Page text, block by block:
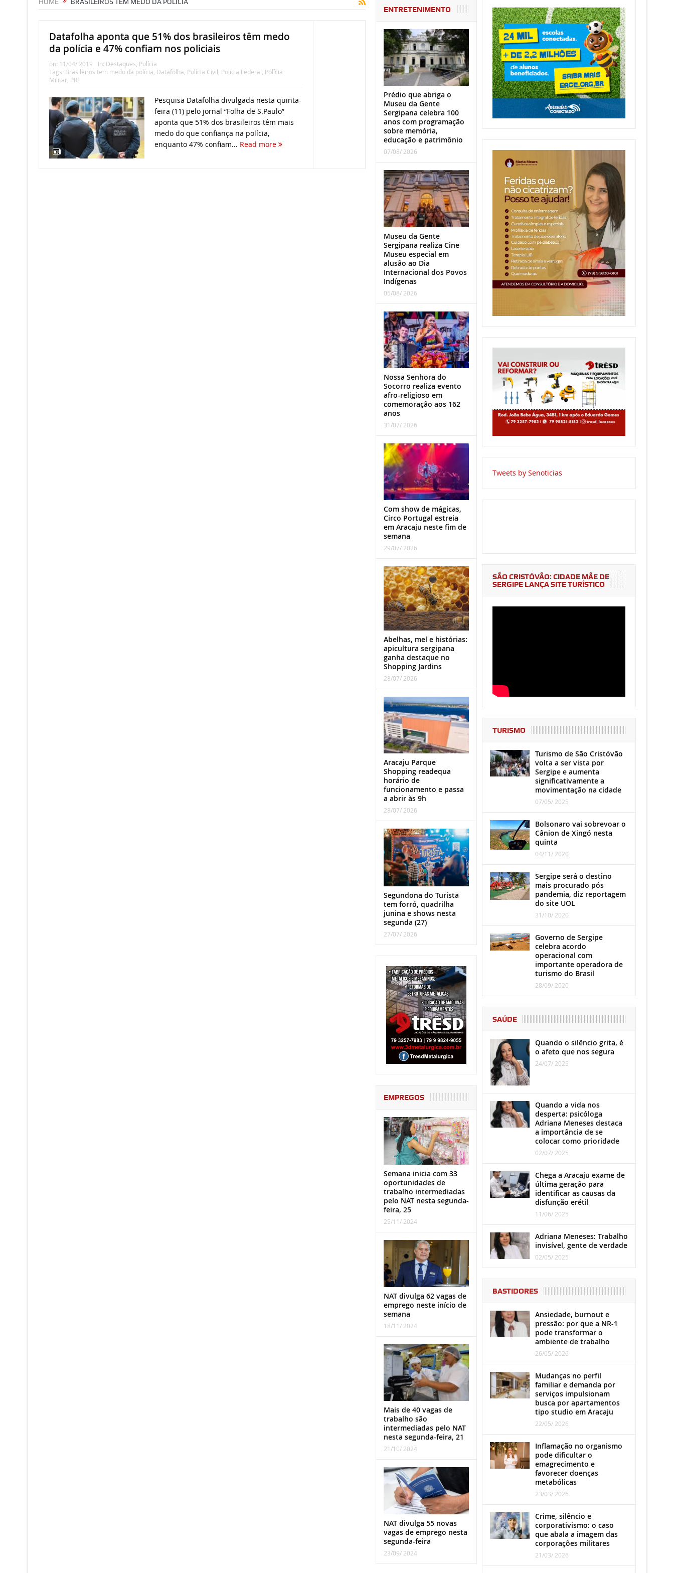
Datafolha aponta que 51% dos brasileiros têm medo
da polícia e 47% confiam nos policiais
on: 11/04/ 2019 In: Destaques Polícia
Tags: Brasileiros tem medo da polícia Datafolha Polícia Civil Polícia Federal Polícia
Militar, PRF
Pesquisa Datafolha divulgada nesta quinta-
feira (11) pelo jornal “Folha de S.Paulo”
aponta que 51% dos brasileiros têm mais
medo do que confiança na polícia,
enquanto 47% confiam... Read more
ENTRETENIMENTO
Prédio que abriga o
Museu da Gente
Sergipana celebra 100
anos com programação
sobre memória,
educação e patrimônio
07/08/ 2026
Museu da Gente
Sergipana realiza Cine
Museu especial em
alusão ao Dia
Internacional dos Povos
Indígenas
05/08/ 2026
Nossa Senhora do
Socorro realiza evento
afro-religioso em
comemoração aos 162
anos
31/07/ 2026
Com show de mágicas,
Circo Portugal estreia
em Aracaju neste fim de
semana
29/07/ 2026
Abelhas, mel e histórias:
apicultura sergipana
ganha destaque no
Shopping Jardins
28/07/ 2026
Aracaju Parque
Shopping readequa
horário de
funcionamento e passa
a abrir às 9h
28/07/ 2026
Segundona do Turista
tem forró, quadrilha
junina e shows nesta
segunda (27)
27/07/ 2026
EMPREGOS
Semana inicia com 33
oportunidades de
trabalho intermediadas
pelo NAT nesta segunda-
feira, 25
25/11/ 2024
NAT divulga 62 vagas de
emprego neste início de
semana
18/11/ 2024
Mais de 40 vagas de
trabalho são
intermediadas pelo NAT
nesta segunda-feira, 21
21/10/ 2024
NAT divulga 55 novas
vagas de emprego nesta
segunda-feira
23/09/ 2024
Tweets by Senoticias
SÃO CRISTÓVÃO: CIDADE MÃE DE
SERGIPE LANÇA SITE TURÍSTICO
TURISMO
Turismo de São Cristóvão
volta a ser vista por
Sergipe e aumenta
significativamente a
movimentação na cidade
07/05/ 2025
Bolsonaro vai sobrevoar o
Cânion de Xingó nesta
quinta
04/11/ 2020
Sergipe será o destino
mais procurado pós
pandemia, diz reportagem
do site UOL
31/10/ 2020
Governo de Sergipe
celebra acordo
operacional com
importante operadora de
turismo do Brasil
28/09/ 2020
SAÚDE
Quando o silêncio grita, é
o afeto que nos segura
24/07/ 2025
Quando a vida nos
desperta: psicóloga
Adriana Meneses destaca
a importância de se
colocar como prioridade
02/07/ 2025
Chega a Aracaju exame de
última geração para
identificar as causas da
disfunção erétil
11/06/ 2025
Adriana Meneses: Trabalho
invisível, gente de verdade
02/05/ 2025
BASTIDORES
Ansiedade, burnout e
pressão: por que a NR-1
pode transformar o
ambiente de trabalho
26/05/ 2026
Mudanças no perfil
familiar e demanda por
serviços impulsionam
busca por apartamentos
tipo studio em Aracaju
22/05/ 2026
Inflamação no organismo
pode dificultar o
emagrecimento e
favorecer doenças
metabólicas
23/03/ 2026
Crime, silêncio e
corporativismo: o caso
que abala a imagem das
corporações militares
21/03/ 2026